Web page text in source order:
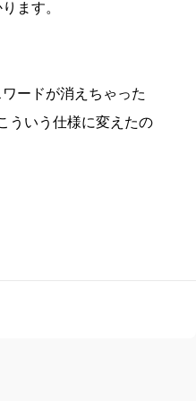
ます。
ードが消えちゃった
ういう仕様に変えたの